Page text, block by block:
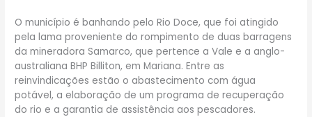
O município é banhando pelo Rio Doce, que foi atingido
pela lama proveniente do rompimento de duas barragens
da mineradora Samarco, que pertence a Vale e a anglo-
australiana BHP Billiton, em Mariana. Entre as
reinvindicações estão o abastecimento com água
potável, a elaboração de um programa de recuperação
do rio e a garantia de assistência aos pescadores.